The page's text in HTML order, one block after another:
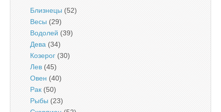
Близнецы (52)
Весы (29)
Водолей (39)
Дева (34)
Козерог (30)
Лев (45)
Овен (40)
Рак (50)
Рыбы (23)